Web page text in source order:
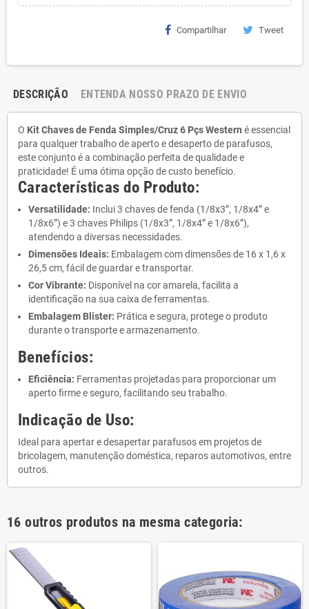
Compartilhar Tweet
DESCRIÇÃO ENTENDA NOSSO PRAZO DE ENVIO
O Kit Chaves de Fenda Simples/Cruz 6 Pçs Western é essencial
para qualquer trabalho de aperto e desaperto de parafusos,
este conjunto é a combinação perfeita de qualidade e
praticidade! É uma ótima opção de custo benefício.
Características do Produto:
Versatilidade: Inclui 3 chaves de fenda (1/8x3”, 1/8x4” e
1/8x6”) e 3 chaves Philips (1/8x3”, 1/8x4” e 1/8x6”),
atendendo a diversas necessidades.
Dimensões Ideais: Embalagem com dimensões de 16 x 1,6 x
26,5 cm, fácil de guardar e transportar.
Cor Vibrante: Disponível na cor amarela, facilita a
identificação na sua caixa de ferramentas.
Embalagem Blister: Prática e segura, protege o produto
durante o transporte e armazenamento.
Benefícios:
Eficiência: Ferramentas projetadas para proporcionar um
aperto firme e seguro, facilitando seu trabalho.
Indicação de Uso:
Ideal para apertar e desapertar parafusos em projetos de
bricolagem, manutenção doméstica, reparos automotivos, entre
outros.
16 outros produtos na mesma categoria: